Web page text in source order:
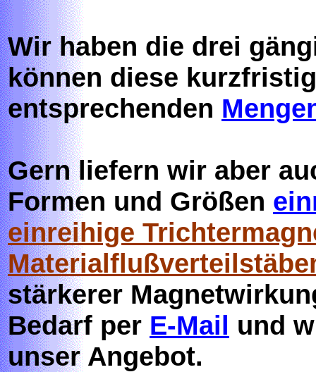
Wir haben die drei
können diese
entsprechenden
Gern liefern wir aber
Formen und Größen
einreihige
stärkerer
Bedarf per E-Mail und
unser Angebot.